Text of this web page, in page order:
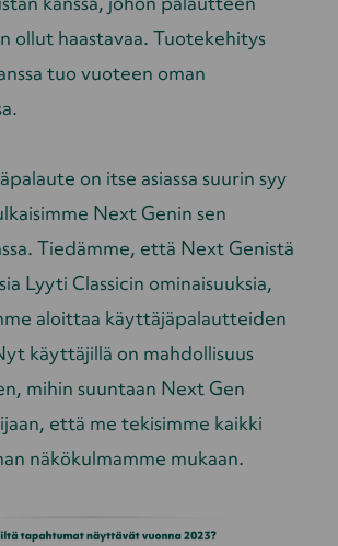
ollut haastavaa. Tuotekehitys
tuo vuoteen oman
on itse asiassa suurin syy
Next Genin sen
Tiedämme, että Next Genistä
Lyyti Classicin ominaisuuksia,
aloittaa käyttäjäpalautteiden
käyttäjillä on mahdollisuus
mihin suuntaan Next Gen
että me tekisimme kaikki
näkökulmamme mukaan.